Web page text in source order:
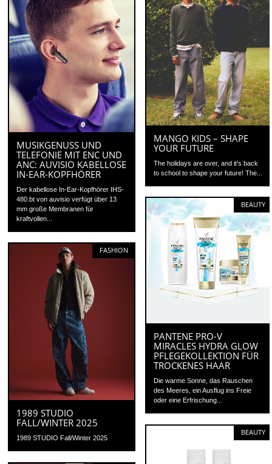
MUSIKGENUSS UND
TELEFONIE MIT ENC UND
ANC: AUVISIO KABELLOSE
IN-EAR-KOPFHÖRER
Der kabellose In-Ear-Kopfhörer IHS-
480.bt von auvisio verfügt über 13
mm große Membranen für
kraftvollen...
MANGO KIDS – SHAPE
YOUR FUTURE
The holidays are over, and it’s back
to school to shape your future! The...
BEAUTY
PANTENE PRO-V
MIRACLES HYDRA GLOW
PFLEGEKOLLEKTION FÜR
TROCKENES HAAR
Die warme Sonne, das Rauschen
des Meeres, ein Ausflug ins Freie
oder eine Erfrischung...
FASHION
1989 STUDIO
FALL/WINTER 2025
1989 STUDIO Fall/Winter 2025
BEAUTY